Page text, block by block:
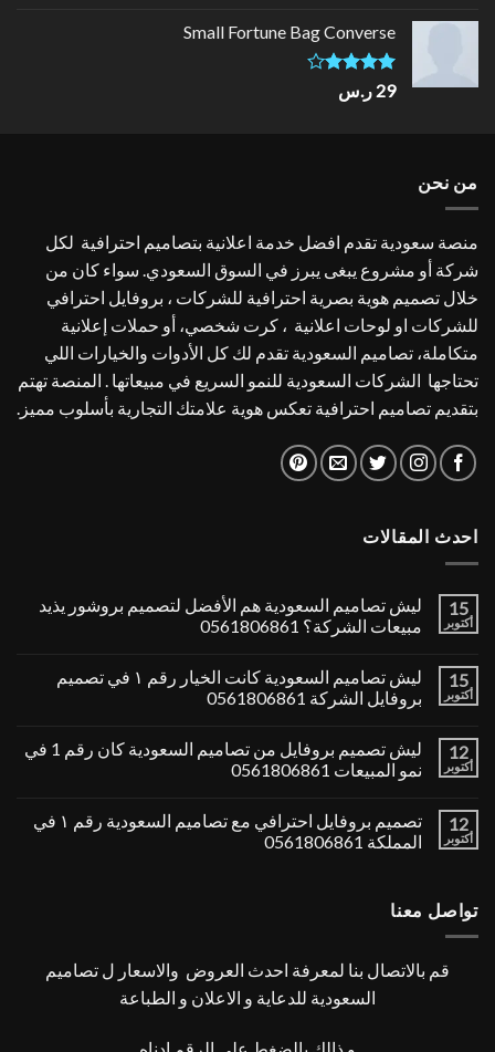
5
Small Fortune Bag Converse
تم
التقييم
29 ر.س
من نحن
منصة سعودية تقدم افضل خدمة اعلانية بتصاميم احترافية لكل
شركة أو مشروع يبغى يبرز في السوق السعودي. سواء كان من
خلال تصميم هوية بصرية احترافية للشركات ، بروفايل احترافي
للشركات او لوحات اعلانية ، كرت شخصي، أو حملات إعلانية
متكاملة، تصاميم السعودية تقدم لك كل الأدوات والخيارات اللي
تحتاجها الشركات السعودية للنمو السريع في مبيعاتها . المنصة تهتم
بتقديم تصاميم احترافية تعكس هوية علامتك التجارية بأسلوب مميز.
احدث المقالات
15
أكتوبر
ليش تصاميم السعودية هم الأفضل لتصميم بروشور يذيد
مبيعات الشركة؟ 0561806861
15
أكتوبر
ليش تصاميم السعودية كانت الخيار رقم ١ في تصميم
بروفايل الشركة 0561806861
12
أكتوبر
ليش تصميم بروفايل من تصاميم السعودية كان رقم 1 في
نمو المبيعات 0561806861
12
أكتوبر
تصميم بروفايل احترافي مع تصاميم السعودية رقم ١ في
المملكة 0561806861
تواصل معنا
قم بالاتصال بنا لمعرفة احدث العروض والاسعار ل تصاميم
السعودية للدعاية و الاعلان و الطباعة